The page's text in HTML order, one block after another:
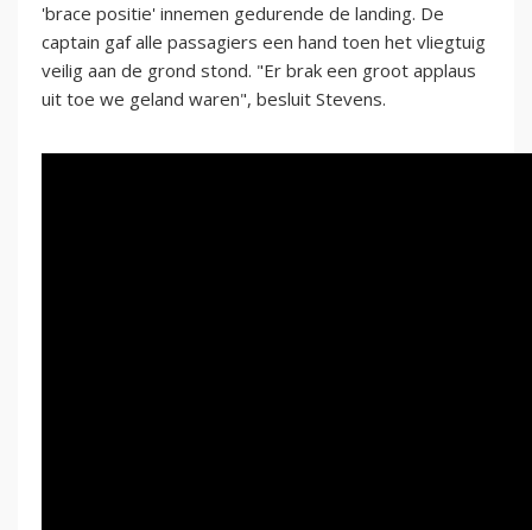
'brace positie' innemen gedurende de landing. De
captain gaf alle passagiers een hand toen het vliegtuig
veilig aan de grond stond. "Er brak een groot applaus
uit toe we geland waren", besluit Stevens.